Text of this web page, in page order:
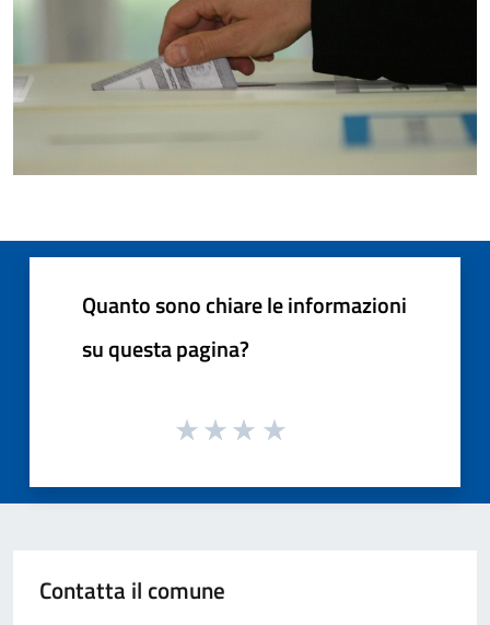
Quanto sono chiare le informazioni
su questa pagina?
Contatta il comune